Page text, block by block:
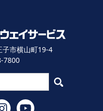
市横山町19-4
7800